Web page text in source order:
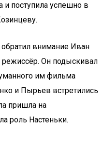
поступила успешно в
внимание Иван
Он подыскивал
им фильма
и Пырьев встретились
пришла на
роль Настеньки.